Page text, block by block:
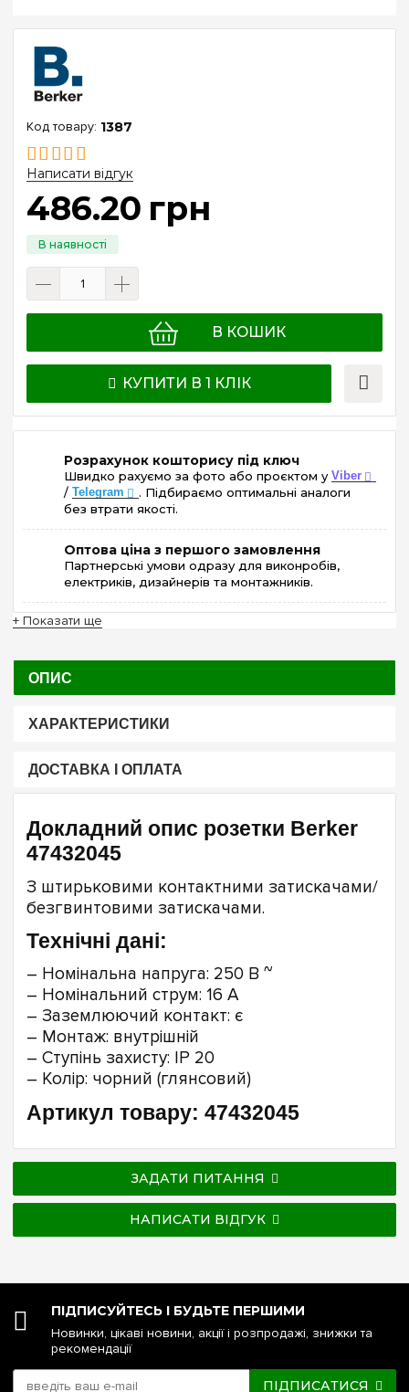
1387
Написати відгук
486.20 грн
В КОШИК
КУПИТИ В 1 КЛІК
Розрахунок кошторису під ключ
Швидко рахуємо за фото або проєктом у Viber
/ Telegram
. Підбираємо оптимальні аналоги
без втрати якості.
Оптова ціна з першого замовлення
Партнерські умови одразу для виконробів,
електриків, дизайнерів та монтажників.
+ Показати ще
ОПИС
ХАРАКТЕРИСТИКИ
ДОСТАВКА І ОПЛАТА
Докладний опис розетки Berker
47432045
З штирьковими контактними затискачами/
безгвинтовими затискачами.
Технічні дані:
– Номінальна напруга: 250 В ~
– Номінальний струм: 16 A
– Заземлюючий контакт: є
– Монтаж: внутрішній
– Ступінь захисту: IP 20
– Колір: чорний (глянсовий)
Артикул товару: 47432045
ЗАДАТИ ПИТАННЯ
НАПИСАТИ ВІДГУК
ПІДПИСУЙТЕСЬ І БУДЬТЕ ПЕРШИМИ
Новинки, цікаві новини, акції і розпродажі, знижки та
рекомендації
ПІДПИСАТИСЯ